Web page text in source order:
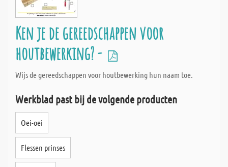
Ken je de gereedschappen voor
houtbewerking? -
Wijs de gereedschappen voor houtbewerking hun naam toe.
Werkblad past bij de volgende producten
Oei-oei
Flessen prinses